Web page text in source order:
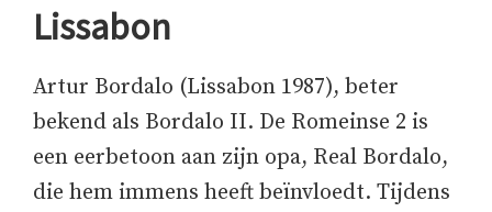
Lissabon
Artur Bordalo (Lissabon 1987), beter
bekend als Bordalo II. De Romeinse 2 is
een eerbetoon aan zijn opa, Real Bordalo,
die hem immens heeft beïnvloedt. Tijdens